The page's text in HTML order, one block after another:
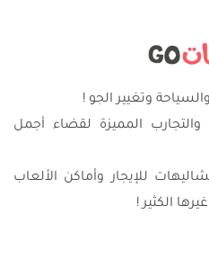
وتغيير الجو !
والتجارب المميزة لقضاء أجمل
للإيجار وأماكن الألعاب
الكثير !